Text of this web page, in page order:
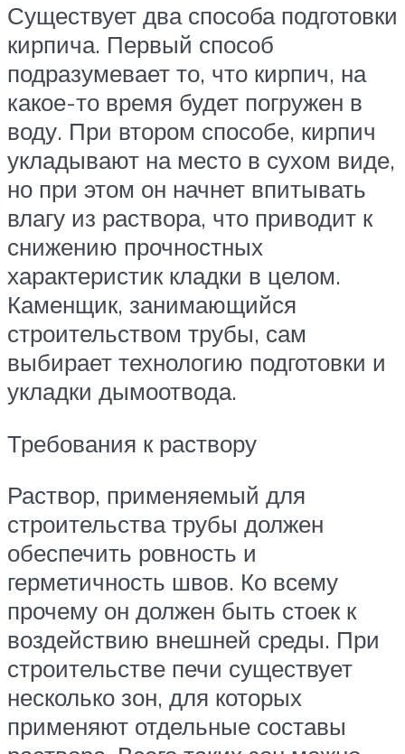
Существует два способа подготовки
кирпича. Первый способ
подразумевает то, что кирпич, на
какое-то время будет погружен в
воду. При втором способе, кирпич
укладывают на место в сухом виде,
но при этом он начнет впитывать
влагу из раствора, что приводит к
снижению прочностных
характеристик кладки в целом.
Каменщик, занимающийся
строительством трубы, сам
выбирает технологию подготовки и
укладки дымоотвода.
Требования к раствору
Раствор, применяемый для
строительства трубы должен
обеспечить ровность и
герметичность швов. Ко всему
прочему он должен быть стоек к
воздействию внешней среды. При
строительстве печи существует
несколько зон, для которых
применяют отдельные составы